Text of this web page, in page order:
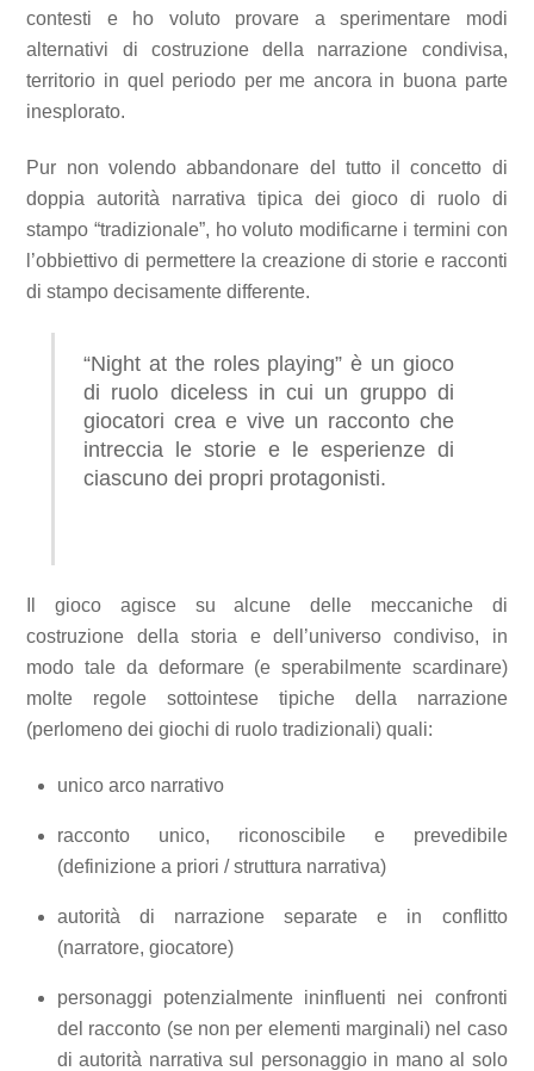
contesti e ho voluto provare a sperimentare modi
alternativi di costruzione della narrazione condivisa,
territorio in quel periodo per me ancora in buona parte
inesplorato.
Pur non volendo abbandonare del tutto il concetto di
doppia autorità narrativa tipica dei gioco di ruolo di
stampo “tradizionale”, ho voluto modificarne i termini con
l’obbiettivo di permettere la creazione di storie e racconti
di stampo decisamente differente.
“Night at the roles playing” è un gioco
di ruolo diceless in cui un gruppo di
giocatori crea e vive un racconto che
intreccia le storie e le esperienze di
ciascuno dei propri protagonisti.
Il gioco agisce su alcune delle meccaniche di
costruzione della storia e dell’universo condiviso, in
modo tale da deformare (e sperabilmente scardinare)
molte regole sottointese tipiche della narrazione
(perlomeno dei giochi di ruolo tradizionali) quali:
unico arco narrativo
racconto unico, riconoscibile e prevedibile
(definizione a priori / struttura narrativa)
autorità di narrazione separate e in conflitto
(narratore, giocatore)
personaggi potenzialmente ininfluenti nei confronti
del racconto (se non per elementi marginali) nel caso
di autorità narrativa sul personaggio in mano al solo